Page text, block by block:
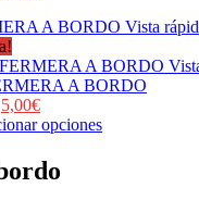
Vista
A BORDO
5,00€
opciones